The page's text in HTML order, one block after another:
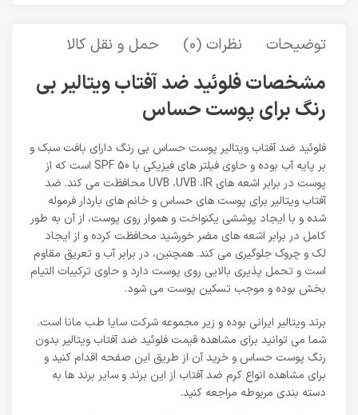
توضیحات نظرات (0) حمل و نقل کالا
مشخصات فلوئید ضد آفتاب ویتالیر بی
رنگ برای پوست حساس
فلوئید ضد آفتاب ویتالیر پوست حساس بی رنگ دارای بافت سبک و
بر پایه آب بوده و حاوی فیلتر های فیزیکی با SPF 50 است که از
پوست در برابر اشعه های UVB ،UVB ،IR محافظت می کند. ضد
آفتاب ویتالیر برای پوست های حساس و خانم های باردار فرموله
شده و با ایجاد پوششی یکنواخت و هموار روی پوست، از آن به طور
کامل در برابر اشعه های مضر خورشید محافظت کرده و از ایجاد
لک و چروک جلوگیری می کند. همچنین، در برابر آب و تعریق مقاوم
است و تحمل پذیری بالایی روی پوست دارد و حاوی ترکیبات التیام
بخش بوده و موجب تسکین پوست می شود.
برند ویتالیر ایرانی بوده و زیر مجموعه شرکت سایا طب مانا است.
شما می توانید برای مشاهده قیمت فلوئید ضد آفتاب ویتالیر بدون
رنگ پوست حساس و خرید آن از طریق این صفحه اقدام کنید و
برای مشاهده انواع کرم ضد آفتاب از این برند و سایر برند ها به
دسته بندی مربوطه مراجعه کنید.